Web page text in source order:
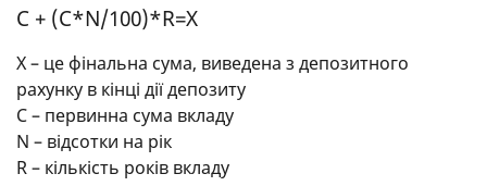
С + (С*N/100)*R=Х
Х – це фінальна сума, виведена з депозитного
рахунку в кінці дії депозиту
С – первинна сума вкладу
N – відсотки на рік
R – кількість років вкладу